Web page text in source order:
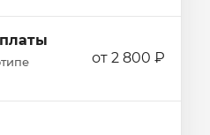
от 2 800 ₽